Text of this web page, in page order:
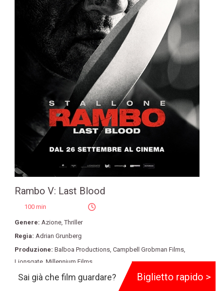
Rambo V: Last Blood
100 min
Genere: Azione ,Thriller
Regia: Adrian Grunberg
Produzione: Balboa Productions Campbell Grobman Films
Lionsgate Millennium Films
Cast: Sylvester Stallone, Paz Vega,Sheila Shah,Yvette Monreal ,
Díana Bermudez
Sai già che film guardare? Biglietto rapido >